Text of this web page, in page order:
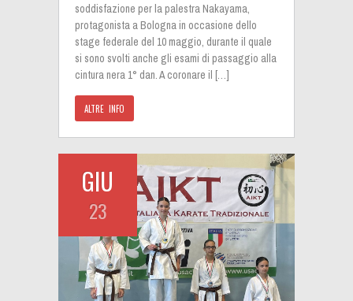
soddisfazione per la palestra Nakayama,
protagonista a Bologna in occasione dello
stage federale del 10 maggio, durante il quale
si sono svolti anche gli esami di passaggio alla
cintura nera 1° dan. A coronare il […]
ALTRE INFO
GIU
23